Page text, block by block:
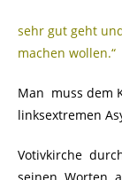
sehr gut geht
machen wollen.“
Man muss dem
linksextremen
Votivkirche